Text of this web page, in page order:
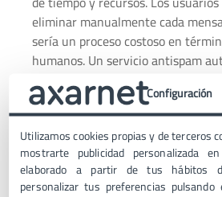
eliminar manualmente cada
sería un proceso costoso en
humanos. Un servicio antispam
liberando recursos para tareas más
Protección de la reputación:Los
utilizan direcciones de correo
comprometidas para enviar
empresa o individuo se convierte
involuntario para la distribución
Configuración
Utilizamos cookies propias y de terceros
mostrarte publicidad personalizada
elaborado a partir de tus hábitos
personalizar tus preferencias pulsando